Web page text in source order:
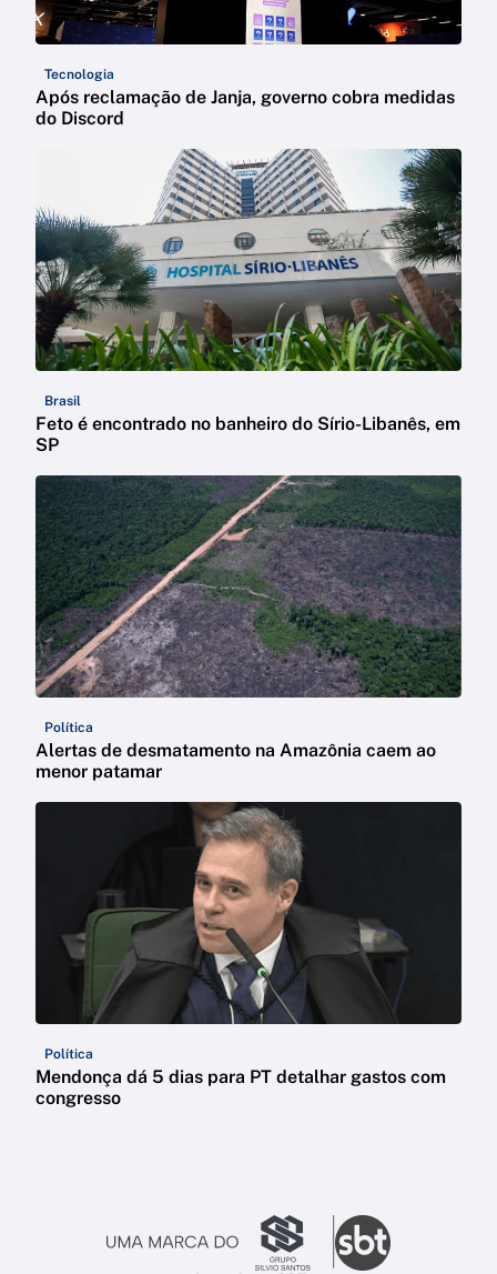
Tecnologia
Após reclamação de Janja, governo cobra medidas
do Discord
Brasil
Feto é encontrado no banheiro do Sírio-Libanês, em
SP
Política
Alertas de desmatamento na Amazônia caem ao
menor patamar
Política
Mendonça dá 5 dias para PT detalhar gastos com
congresso